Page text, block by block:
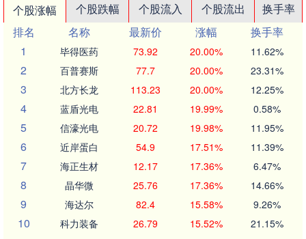
个股涨幅 个股跌幅 个股流入 个股流出
换手率
排名
名称 最新价 涨幅
换手率
1
毕得医药 73.92 20.00% 11.62%
2 百普赛斯 77.7 20.00% 23.31%
3 北方长龙 113.23 20.00% 12.25%
4 蓝盾光电 22.81 19.99% 0.58%
5 信濠光电 20.72 19.98% 11.95%
6 近岸蛋白 54.9 17.51% 11.39%
7 海正生材 12.17 17.36% 6.47%
8 晶华微 25.76 17.36% 14.66%
9 海达尔 82.4 15.58% 9.26%
10 科力装备 26.79 15.52% 21.15%